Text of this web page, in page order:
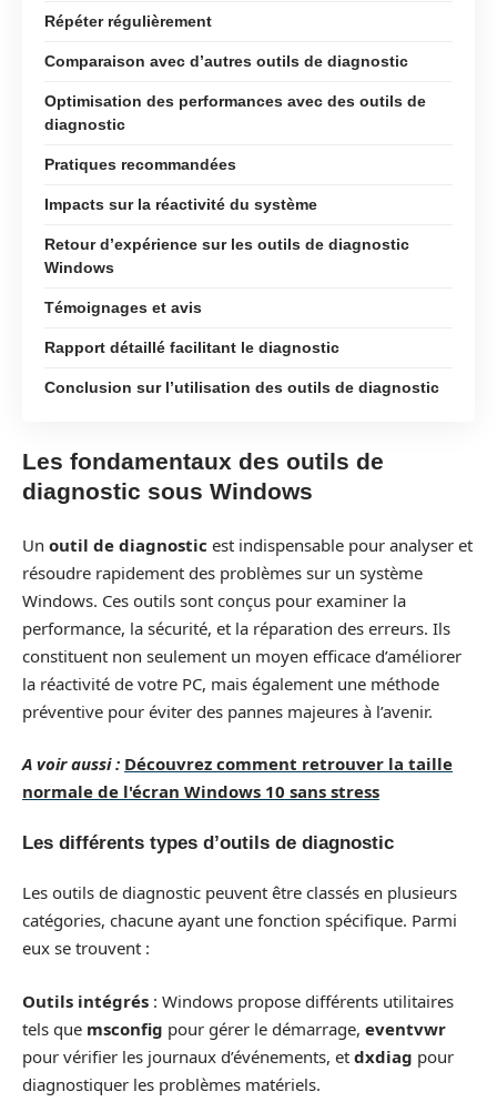
Répéter régulièrement
Comparaison avec d’autres outils de diagnostic
Optimisation des performances avec des outils de
diagnostic
Pratiques recommandées
Impacts sur la réactivité du système
Retour d’expérience sur les outils de diagnostic
Windows
Témoignages et avis
Rapport détaillé facilitant le diagnostic
Conclusion sur l’utilisation des outils de diagnostic
Les fondamentaux des outils de
diagnostic sous Windows
Un outil de diagnostic est indispensable pour analyser et
résoudre rapidement des problèmes sur un système
Windows. Ces outils sont conçus pour examiner la
performance, la sécurité, et la réparation des erreurs. Ils
constituent non seulement un moyen efficace d’améliorer
la réactivité de votre PC, mais également une méthode
préventive pour éviter des pannes majeures à l’avenir.
A voir aussi : Découvrez comment retrouver la taille
normale de l'écran Windows 10 sans stress
Les différents types d’outils de diagnostic
Les outils de diagnostic peuvent être classés en plusieurs
catégories, chacune ayant une fonction spécifique. Parmi
eux se trouvent :
Outils intégrés : Windows propose différents utilitaires
tels que msconfig pour gérer le démarrage, eventvwr
pour vérifier les journaux d’événements, et dxdiag pour
diagnostiquer les problèmes matériels.